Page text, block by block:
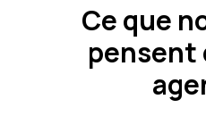
Ce que
pensent